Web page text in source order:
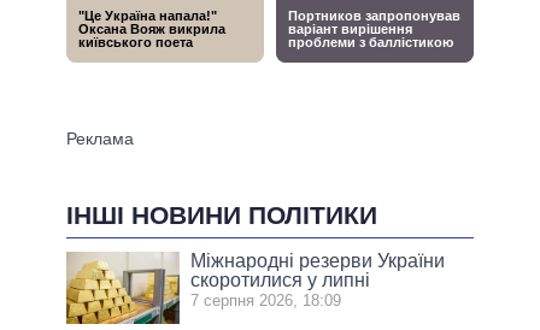
ІНШІ НОВИНИ ПОЛІТИКИ
Міжнародні резерви України
скоротилися у липні
7 серпня 2026, 18:09